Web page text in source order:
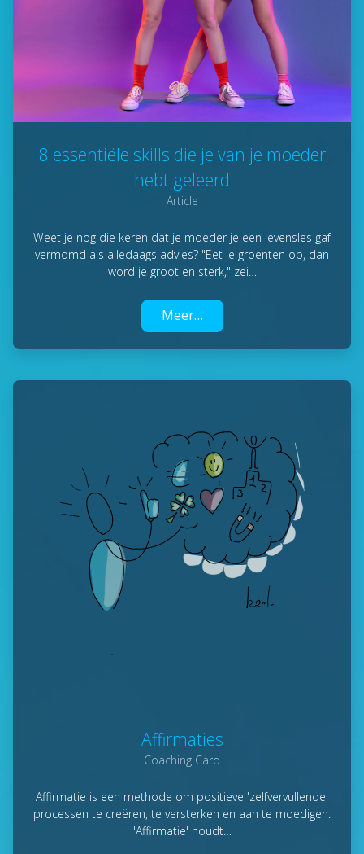
8 essentiële skills die je van je moeder
hebt geleerd
Article
Weet je nog die keren dat je moeder je een levensles gaf
vermomd als alledaags advies? "Eet je groenten op, dan
word je groot en sterk," zei…
Meer…
Affirmaties
Coaching Card
Affirmatie is een methode om positieve 'zelfvervullende'
processen te creëren, te versterken en aan te moedigen.
'Affirmatie' houdt…